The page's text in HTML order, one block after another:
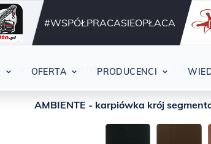
#WSPÓŁPRACASIEOPŁACA
OFERTA PRODUCENCI
ceramiczne dachówka karpiówka
AMBIENTE - karpiówka krój